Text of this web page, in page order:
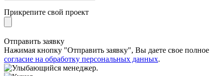
Прикрепите свой проект
Отправить заявку
Нажимая кнопку "Отправить заявку", Вы даете свое полное
согласие на обработку персональных данных.